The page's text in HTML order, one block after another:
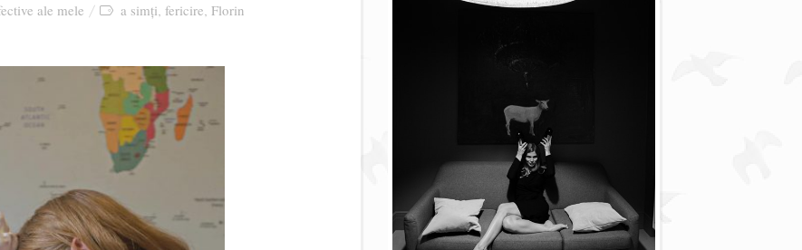
ale mele a simți, fericire, Florin